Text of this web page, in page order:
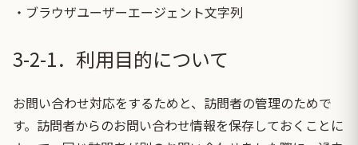
・ブラウザユーザーエージェント文字列
3-2-1．利用目的について
お問い合わせ対応をするためと、訪問者の管理のためで
す。訪問者からのお問い合わせ情報を保存しておくことに